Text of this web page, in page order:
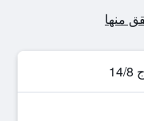
ج 14/8